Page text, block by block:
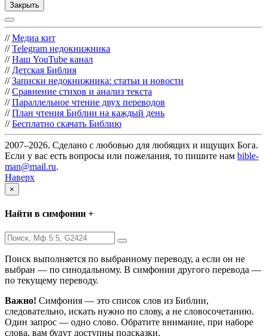
Закрыть
// Медиа кит
// Telegram недокнижника
// Наш YouTube канал
// Детская Библия
// Записки недокнижника: статьи и новости
// Сравнение стихов и анализ текста
// Параллельное чтение двух переводов
// План чтения Библии на каждый день
// Бесплатно скачать Библию
2007–2026. Сделано с любовью для любящих и ищущих Бога.
Если у вас есть вопросы или пожелания, то пишите нам bible-
man@mail.ru.
Наверх
×
Найти в симфонии +
Поиск выполняется по выбранному переводу, а если он не
выбран — по синодальному. В симфонии другого перевода —
по текущему переводу.
Важно! Симфония — это список слов из Библии,
следовательно, искать нужно по слову, а не словосочетанию.
Один запрос — одно слово. Обратите внимание, при наборе
слова, вам будут доступны подсказки.